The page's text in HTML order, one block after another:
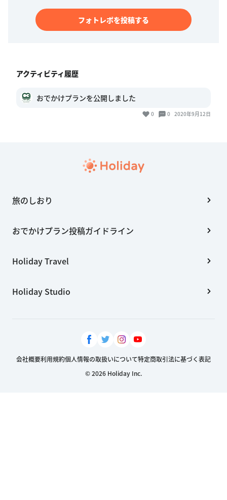
フォトレポを投稿する
アクティビティ履歴
おでかけプランを公開しました
0 0 2020年9月12日
旅のしおり
おでかけプラン投稿ガイドライン
Holiday Travel
Holiday Studio
会社概要利用規約個人情報の取扱いについて特定商取引法に基づく表記
© 2026 Holiday Inc.